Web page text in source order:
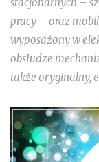
pracy – oraz
wyposażony w
obsłudze
także oryginalny,